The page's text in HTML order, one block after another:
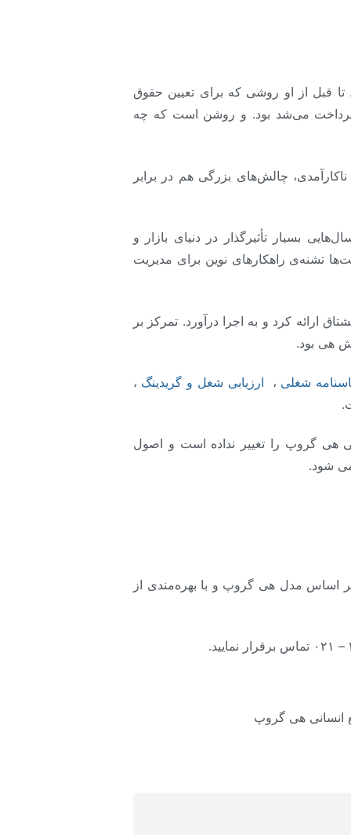
تا قبل از او روشی که برای تعیین حقوق
می‌شد بود. و روشن است که چه
چالش‌های بزرگی هم در برابر
بسیار تأثیرگذار در دنیای بازار و
تشنه‌ی راهکارهای نوین برای مدیریت
کرد و به اجرا درآورد. تمرکز بر
هی بود.
شغلی ، ارزیابی شغل و گریدینگ ،
گروپ را تغییر نداده است و اصول
شود.
اساس مدل هی گروپ و با بهره‌مندی از
انسانی هی گروپ